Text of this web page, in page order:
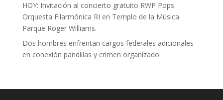
HOY: Invitación al concierto gratuito RWP Pops
Orquesta Filarmónica RI en Templo de la Música
Parque Roger Williams.
Dos hombres enfrentan cargos federales adicionales
en conexión pandillas y crimen organizado